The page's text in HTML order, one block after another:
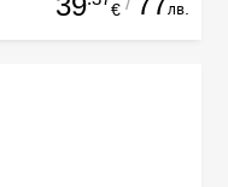
€ лв.